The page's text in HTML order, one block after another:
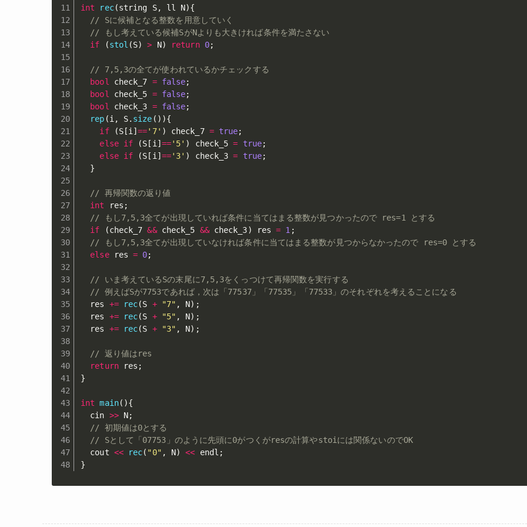
int
rec(string S, ll N){
// Sに候補となる整数を用意していく
// もし考えている候補SがNよりも大きければ条件を満たさない
if
(stol (S) > N) return 0;
// 7,5,3の全てが使われているかチェックする
bool check_7 = false;
bool check_5 = false;
bool check_3 = false;
rep (i, S. size ( ) ){
if
(S[i]=='7' ) check_7 = true;
else if (S [ i] =='5' ) check_5 = true;
else if (S [ i] =='3' ) check_3 = true;
}
// 再帰関数の返り値
int res ;
// もし7,5,3全てが出現していれば条件に当てはまる整数が見つかったので res=1 とする
if
(check_7 && check_5 && check_3) res = 1 ;
// もし7,5,3全てが出現していなければ条件に当てはまる整数が見つからなかったので res=0 とする
else res = 0;
// いま考えているSの末尾に7,5,3をくっつけて再帰関数を実行する
// 例えばSが7753であれば，次は「77537」「77535」「77533」のそれぞれを考えることになる
  res
+= rec(S + "7" , N) ;
  res
+= rec(S + "5" , N) ;
  res
+= rec(S + "3" , N) ;
// 返り値はres
return res ;
}
int main( ){
  cin
>> N;
// 初期値は0とする
// Sとして「07753」のように先頭に0がつくがresの計算やstoiには関係ないのでOK
  cout
<< rec( "0" , N) << endl ;
}